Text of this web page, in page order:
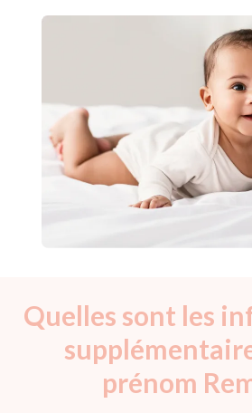
Quelles sont les
prénom